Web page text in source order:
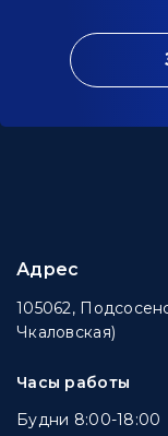
Адрес
105062,
Чкаловская)
Часы работы
Будни 8:00-18:00